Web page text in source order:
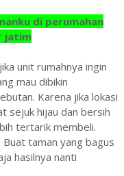
di perumahan
jatim
unit rumahnya ingin
mau dibikin
Karena jika lokasi
sejuk hijau dan bersih
tertarik membeli.
taman yang bagus
hasilnya nanti